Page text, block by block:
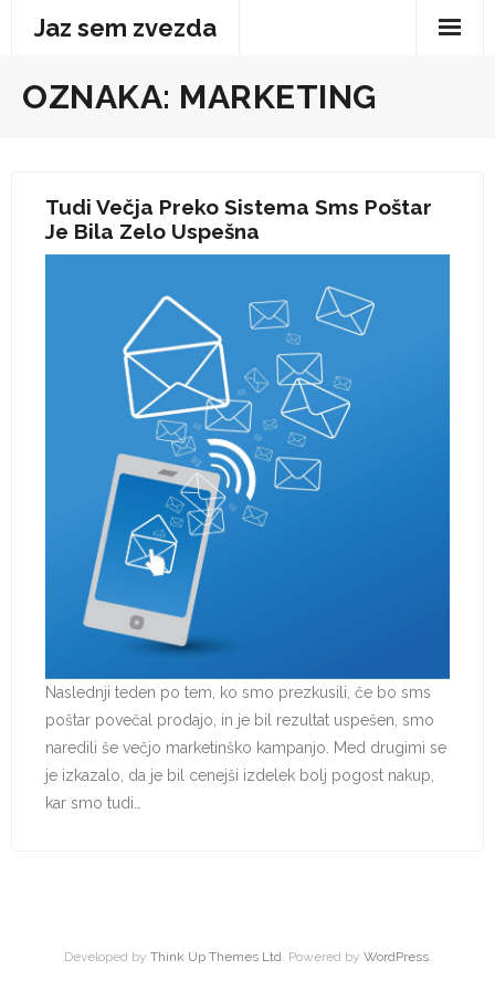
Jaz sem zvezda
OZNAKA: MARKETING
Tudi Večja Preko Sistema Sms Poštar
Je Bila Zelo Uspešna
Naslednji teden po tem, ko smo prezkusili, če bo sms
poštar povečal prodajo, in je bil rezultat uspešen, smo
naredili še večjo marketinško kampanjo. Med drugimi se
je izkazalo, da je bil cenejši izdelek bolj pogost nakup,
kar smo tudi…
Developed by Think Up Themes Ltd. Powered by WordPress.